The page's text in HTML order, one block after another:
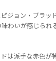
ジョン・ブラッ
わいが感じられ
は派手な赤色が